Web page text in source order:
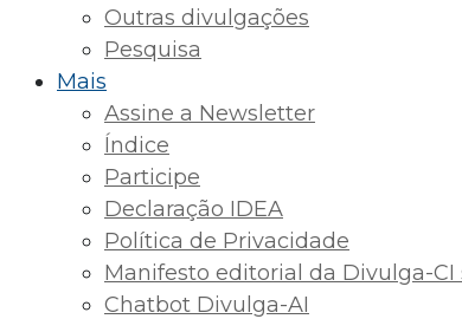
Outras divulgações
Pesquisa
Mais
Assine a Newsletter
Índice
Participe
Declaração IDEA
Política de Privacidade
Manifesto editorial da Divulga-
Chatbot Divulga-AI